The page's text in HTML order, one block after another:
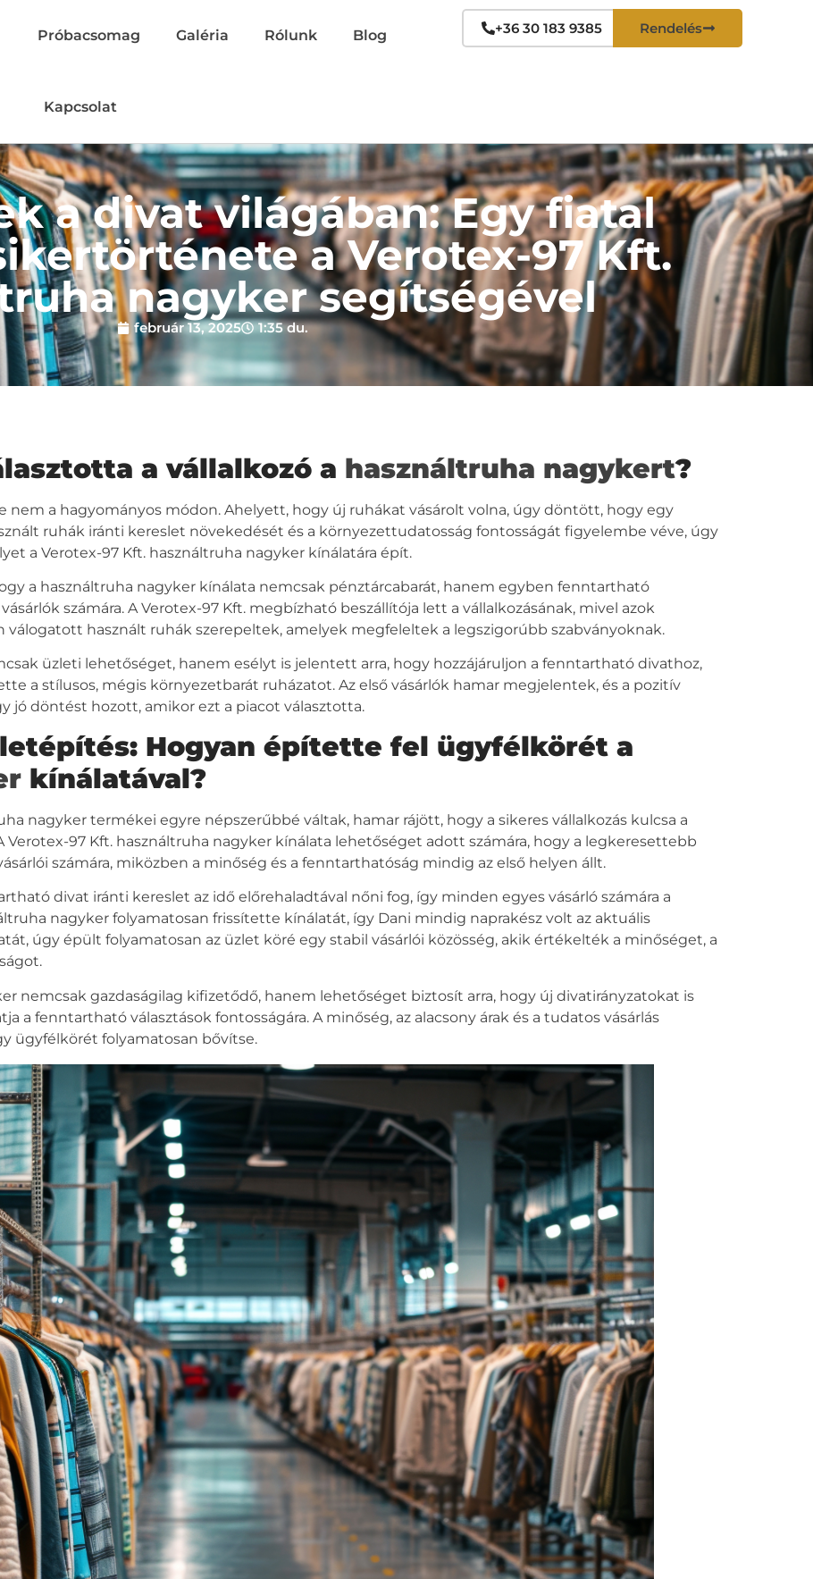
Próbacsomag Galéria Rólunk Blog
Kapcsolat
+36 30 183 9385 Rendelés
a divat világában: Egy fiatal
a Verotex-97 Kft.
nagyker segítségével
február 13, 2025 1:35 du.
a vállalkozó a használtruha nagykert?
nem a hagyományos módon. Ahelyett, hogy új ruhákat vásárolt volna, úgy döntött, hogy egy
ruhák iránti kereslet növekedését és a környezettudatosság fontosságát figyelembe véve, úgy
a Verotex-97 Kft. használtruha nagyker kínálatára épít.
a használtruha nagyker kínálata nemcsak pénztárcabarát, hanem egyben fenntartható
számára. AVerotex-97 Kft. megbízható beszállítója lett a vállalkozásának, mivel azok
használt ruhák szerepeltek, amelyek megfeleltek a legszigorúbb szabványoknak.
üzleti lehetőséget, hanem esélyt is jelentett arra, hogy hozzájáruljon a fenntartható divathoz,
a stílusos, mégis környezetbarát ruházatot. Az első vásárlók hamar megjelentek, és a pozitív
jó döntést hozott, amikor ezt a piacot választotta.
Hogyan építette fel ügyfélkörét a
kínálatával?
nagyker termékei egyre népszerűbbé váltak, hamar rájött, hogy a sikeres vállalkozás kulcsa a
Verotex-97 Kft. használtruha nagyker kínálata lehetőséget adott számára, hogy a legkeresettebb
számára, miközben a minőség és a fenntarthatóság mindig az első helyen állt.
divat iránti kereslet az idő előrehaladtával nőni fog, így minden egyes vásárló számára a
nagyker folyamatosan frissítette kínálatát, így Dani mindig naprakész volt az aktuális
úgy épült folyamatosan az üzlet köré egy stabil vásárlói közösség, akik értékelték a minőséget, a
nemcsak gazdaságilag kifizetődő, hanem lehetőséget biztosít arra, hogy új divatirányzatokat is
a fenntartható választások fontosságára. A minőség, az alacsony árak és a tudatos vásárlás
ügyfélkörét folyamatosan bővítse.